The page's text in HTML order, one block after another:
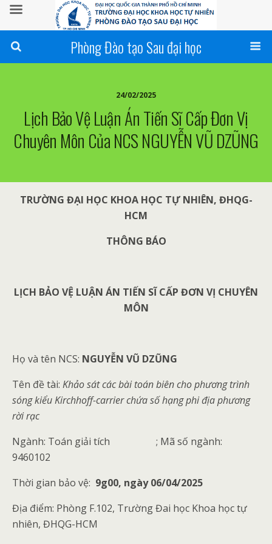
Phòng Đào tạo Sau đại học
24/02/2025
Lịch Bảo Vệ Luận Án Tiến Sĩ Cấp Đơn Vị
Chuyên Môn Của NCS NGUYỄN VŨ DZŨNG
TRƯỜNG ĐẠI HỌC KHOA HỌC TỰ NHIÊN, ĐHQG-
HCM
THÔNG BÁO
LỊCH BẢO VỆ LUẬN ÁN TIẾN SĨ CẤP ĐƠN VỊ CHUYÊN
MÔN
Họ và tên NCS: NGUYỄN VŨ DZŨNG
Tên đề tài: Khảo sát các bài toán biên cho phương trình
sóng kiểu Kirchhoff-carrier chứa số hạng phi địa phương
rời rạc
Ngành: Toán giải tích
; Mã số ngành:
9460102
Thời gian bảo vệ: 9g00, ngày 06/04/2025
Địa điểm: Phòng F.102, Trường Đai học Khoa học tự
nhiên, ĐHQG-HCM